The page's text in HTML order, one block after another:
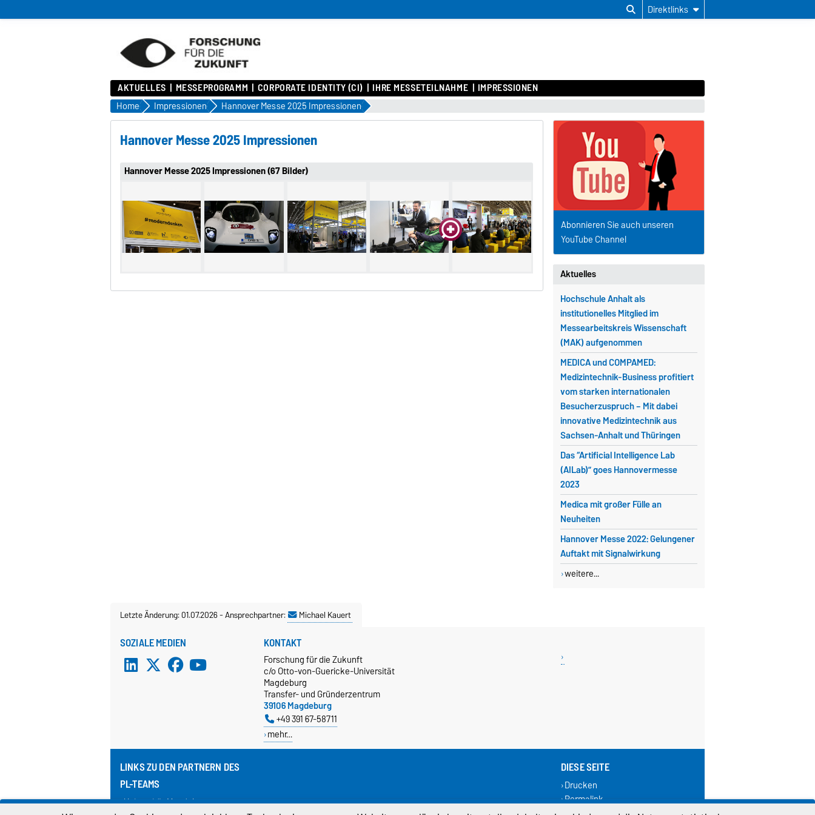
Direktlinks
AKTUELLES MESSEPROGRAMM CORPORATE IDENTITY (CI) IHRE MESSETEILNAHME IMPRESSIONEN
Home Impressionen Hannover Messe 2025 Impressionen
Hannover Messe 2025 Impressionen
Hannover Messe 2025 Impressionen (67 Bilder)
Aktuelles
Hochschule Anhalt als
institutionelles Mitglied im
Messearbeitskreis Wissenschaft
(MAK) aufgenommen
MEDICA und COMPAMED:
Medizintechnik-Business profitiert
vom starken internationalen
Besucherzuspruch – Mit dabei
innovative Medizintechnik aus
Sachsen-Anhalt und Thüringen
Das “Artificial Intelligence Lab
(AILab)” goes Hannovermesse
2023
Medica mit großer Fülle an
Neuheiten
Hannover Messe 2022: Gelungener
Auftakt mit Signalwirkung
weitere...
Abonnieren Sie auch unseren
YouTube Channel
Letzte Änderung: 01.07.2026-Ansprechpartner: Michael Kauert
SOZIALE MEDIEN KONTAKT
Forschung für die Zukunft
c/o Otto-von-Guericke-Universität
Magdeburg
Transfer- und Gründerzentrum
39106 Magdeburg
+49 391 67-58711
mehr…
LINKS ZU DEN PARTNERN DES
PL-TEAMS
Universität Magdeburg
DIESE SEITE
Drucken
Permalink